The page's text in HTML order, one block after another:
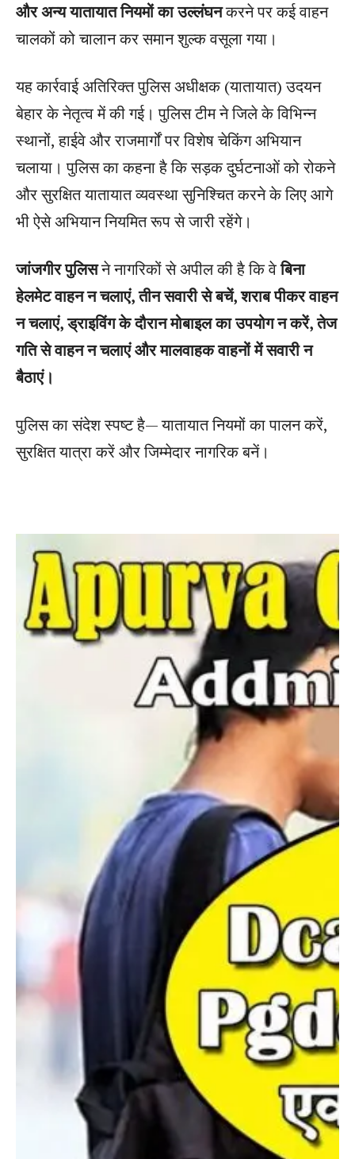
और अन्य यातायात नियमों का उल्लंघनकरने पर कई वाहन
चालकों को चालान कर समान शुल्क वसूला गया।
यह कार्रवाई अतिरिक्त पुलिस अधीक्षक (यातायात) उदयन
बेहार के नेतृत्व में की गई। पुलिस टीम ने जिले के विभिन्न
स्थानों, हाईवे और राजमार्गों पर विशेष चेकिंग अभियान
चलाया। पुलिस का कहना है कि सड़क दुर्घटनाओं को रोकने
और सुरक्षित यातायात व्यवस्था सुनिश्चित करने के लिए आगे
भी ऐसे अभियान नियमित रूप से जारी रहेंगे।
जांजगीर पुलिसने नागरिकों से अपील की है कि वेबिना
हेलमेट वाहन न चलाएं, तीन सवारी से बचें, शराब पीकर वाहन
न चलाएं, ड्राइविंग के दौरान मोबाइल का उपयोग न करें, तेज
गति से वाहन न चलाएं और मालवाहक वाहनों में सवारी न
बैठाएं।
पुलिस का संदेश स्पष्ट है— यातायात नियमों का पालन करें,
सुरक्षित यात्रा करें और जिम्मेदार नागरिक बनें।